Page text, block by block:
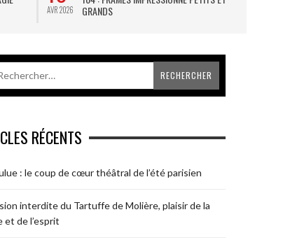
AVR 2026
GRANDS
RÉCENTS
: le coup de cœur théâtral de l’été parisien
interdite du Tartuffe de Molière, plaisir de la
et de l’esprit